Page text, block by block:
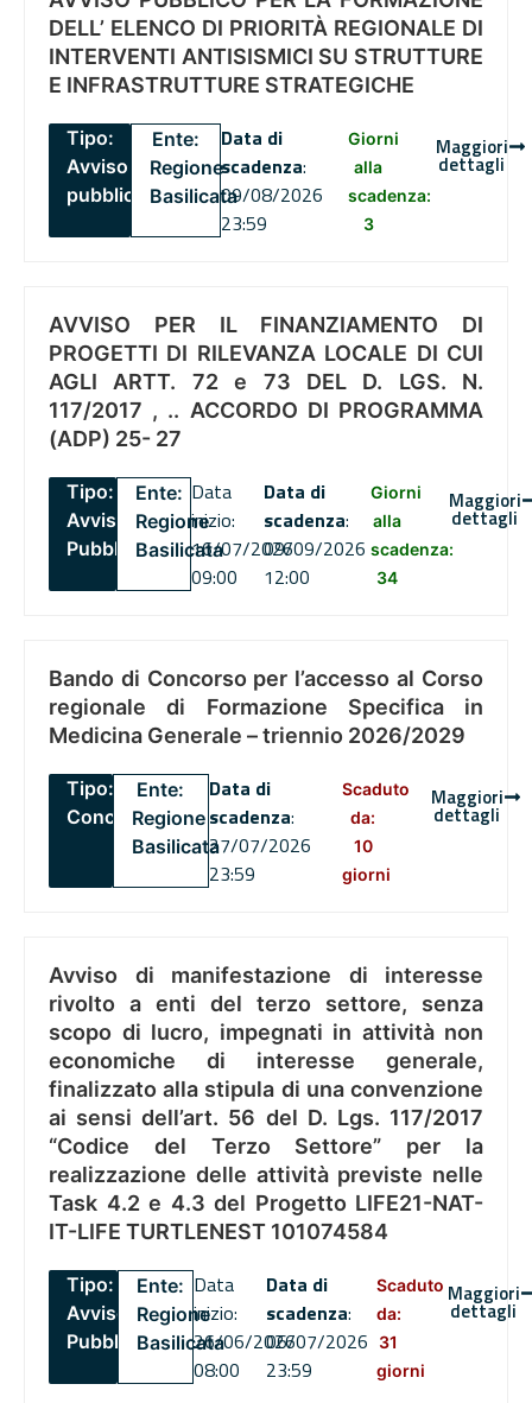
DELL’ ELENCO DI PRIORITÀ REGIONALE DI
INTERVENTI ANTISISMICI SU STRUTTURE
E INFRASTRUTTURE STRATEGICHE
Tipo:
Avviso
pubblico
Ente:
Regione
Basilicata
Data di
scadenza:
09/08/2026
23:59
Giorni
alla
scadenza:
3
Maggiori
dettagli
AVVISO PER IL FINANZIAMENTO DI
PROGETTI DI RILEVANZA LOCALE DI CUI
AGLI ARTT. 72 e 73 DEL D. LGS. N.
117/2017 , .. ACCORDO DI PROGRAMMA
(ADP) 25- 27
Tipo:
Avviso
Pubblico
Ente:
Regione
Basilicata
Data
inizio:
16/07/2026
09:00
Data di
scadenza:
09/09/2026
12:00
Giorni
alla
scadenza:
34
Maggiori
dettagli
Bando di Concorso per l’accesso al Corso
regionale di Formazione Specifica in
Medicina Generale – triennio 2026/2029
Tipo:
Concorsi
Ente:
Regione
Basilicata
Data di
scadenza:
27/07/2026
23:59
Scaduto
da:
10
giorni
Maggiori
dettagli
Avviso di manifestazione di interesse
rivolto a enti del terzo settore, senza
scopo di lucro, impegnati in attività non
economiche di interesse generale,
finalizzato alla stipula di una convenzione
ai sensi dell’art. 56 del D. Lgs. 117/2017
“Codice del Terzo Settore” per la
realizzazione delle attività previste nelle
Task 4.2 e 4.3 del Progetto LIFE21-NAT-
IT-LIFE TURTLENEST 101074584
Tipo:
Avviso
Pubblico
Ente:
Regione
Basilicata
Data
inizio:
26/06/2026
08:00
Data di
scadenza:
06/07/2026
23:59
Scaduto
da:
31
giorni
Maggiori
dettagli